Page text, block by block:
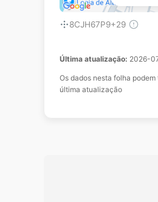
8CJH67P9+29
Última atualização: 2026-
Os dados nesta folha
última atualização